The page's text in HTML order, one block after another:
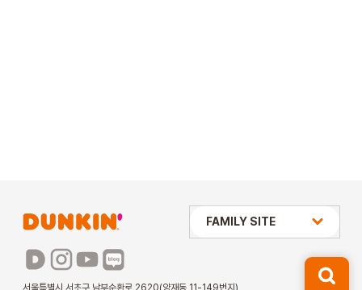
서울특별시 서초구 남부순환로 2620(양재동 11-149번지)
상미당 HOLDINGS
파리바게뜨
FAMILY SITE